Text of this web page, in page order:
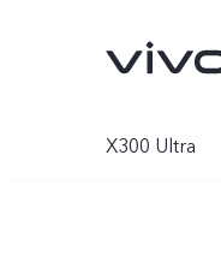
X300 Ultra